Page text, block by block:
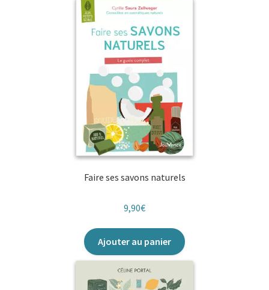
Faire ses savons naturels
9,90€
Ajouter au panier